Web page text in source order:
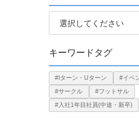
キーワードタグ
#Iターン・Uターン #イベ
#サークル
#フットサル
#入社1年目社員(中途・新卒)